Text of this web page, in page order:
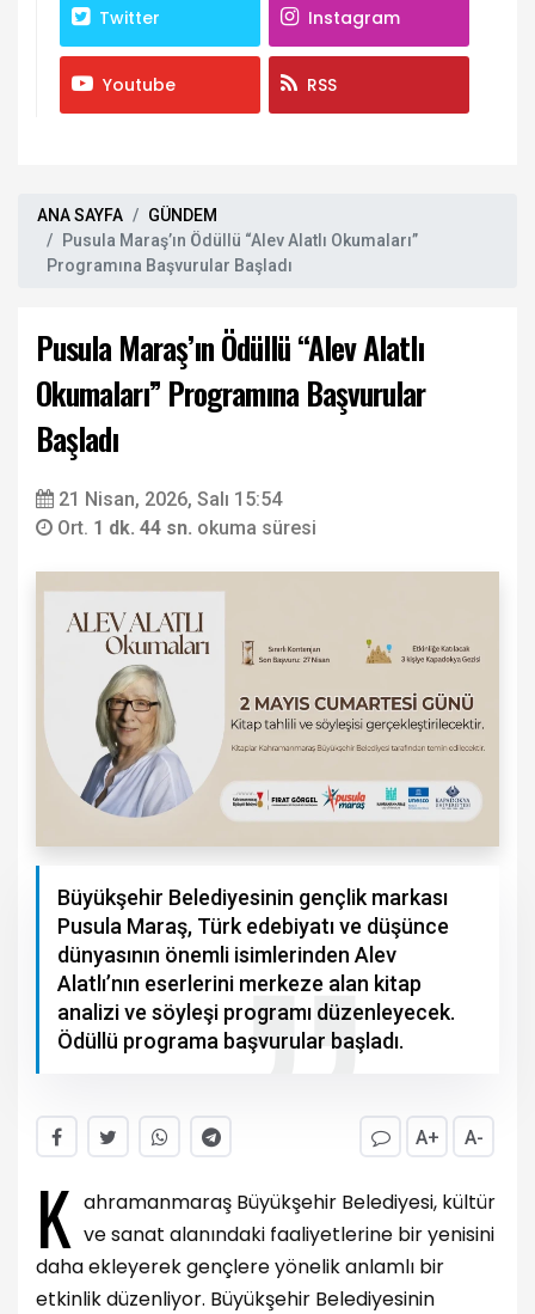
Twitter Instagram
Youtube RSS
ANA SAYFA
GÜNDEM
Pusula Maraş’ın Ödüllü “Alev Alatlı Okumaları”
Programına Başvurular Başladı
Pusula Maraş’ın Ödüllü “Alev Alatlı
Okumaları” Programına Başvurular
Başladı
21 Nisan, 2026, Salı 15:54
Ort. 1 dk. 44 sn. okuma süresi
Büyükşehir Belediyesinin gençlik markası
Pusula Maraş, Türk edebiyatı ve düşünce
dünyasının önemli isimlerinden Alev
Alatlı’nın eserlerini merkeze alan kitap
analizi ve söyleşi programı düzenleyecek.
Ödüllü programa başvurular başladı.
A+ A-
K ahramanmaraş Büyükşehir Belediyesi, kültür
ve sanat alanındaki faaliyetlerine bir yenisini
daha ekleyerek gençlere yönelik anlamlı bir
etkinlik düzenliyor. Büyükşehir Belediyesinin